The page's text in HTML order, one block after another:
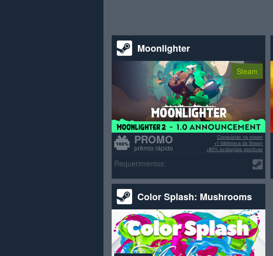
Moonlighter
Steam
PROMO
prêmio rápido
Conquistas na steam
+1 biblioteca da Steam
>80% avaliações positivas
Requerimentos:
Color Splash: Mushrooms